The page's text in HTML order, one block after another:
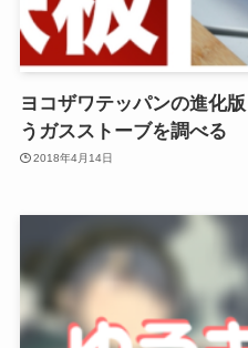
ヨコザワテッパンの進化
うガスストーブを調べる
2018年4月14日